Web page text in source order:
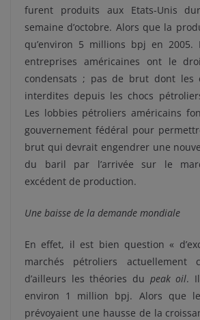
furent produits aux Etats-Unis
semaine d’octobre. Alors que la
qu’environ 5 millions bpj en 2005.
entreprises américaines ont le
condensats ; pas de brut dont les
interdites depuis les chocs
Les lobbies pétroliers américains
gouvernement fédéral pour
brut qui devrait engendrer une
du baril par l’arrivée sur le
excédent de production.
Une baisse de la demande mondiale
En effet, il est bien question «
marchés pétroliers
d’ailleurs les théories du peak oil.
environ 1 million bpj. Alors que
prévoyaient une hausse de la